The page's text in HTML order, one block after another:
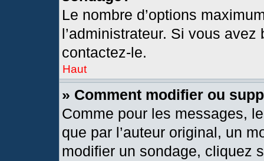
Le nombre d’options
l’administrateur. Si vous
contactez-le.
Haut
» Comment modifier ou
Comme pour les messages,
que par l’auteur original, un
modifier un sondage, cliquez